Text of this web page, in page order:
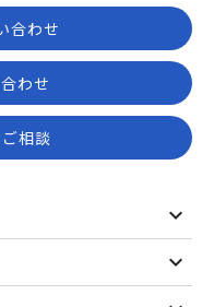
合わせ
わせ
相談